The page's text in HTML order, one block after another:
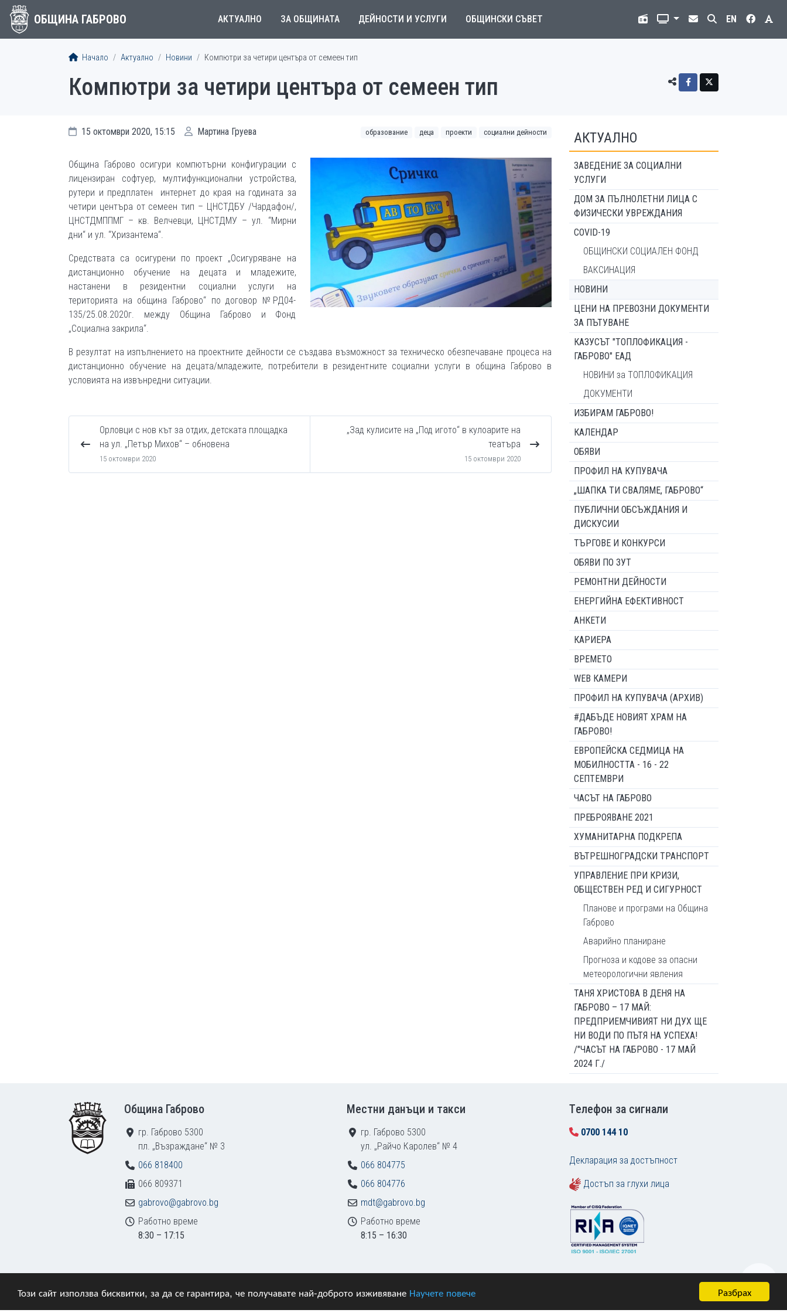
Разбрах
Този сайт използва бисквитки, за да се гарантира, че получавате най-доброто изживяване Научете повече
ОБЩИНА ГАБРОВО АКТУАЛНО ЗА ОБЩИНАТА ДЕЙНОСТИ И УСЛУГИ ОБЩИНСКИ СЪВЕТ EN
Начало Актуално Новини Компютри за четири центъра от семеен тип
Компютри за четири центъра от семеен тип
15 октомври 2020, 15:15 Мартина Груева образование деца проекти социални дейности
Община Габрово осигури компютърни конфигурации с
лицензиран софтуер, мултифункционални устройства,
рутери и предплатен интернет до края на годината за
четири центъра от семеен тип – ЦНСТДБУ /Чардафон/,
ЦНСТДМППМГ – кв. Велчевци, ЦНСТДМУ – ул. “Мирни
дни“ и ул. “Хризантема“.
Средствата са осигурени по проект „Осигуряване на
дистанционно обучение на децата и младежите,
настанени в резидентни социални услуги на
територията на община Габрово“ по договор №РД04-
135/25.08.2020г. между Община Габрово и Фонд
„Социална закрила“.
В резултат на изпълнението на проектните дейности се създава възможност за техническо обезпечаване процеса на
дистанционно обучение на децата/младежите, потребители в резидентните социални услуги в община Габрово в
условията на извънредни ситуации.
Орловци с нов кът за отдих, детската площадка
на ул. „Петър Михов“ – обновена
15 октомври 2020
„Зад кулисите на „Под игото“ в кулоарите на
театъра
15 октомври 2020
АКТУАЛНО
ЗАВЕДЕНИЕ ЗА СОЦИАЛНИ
УСЛУГИ
ДОМ ЗА ПЪЛНОЛЕТНИ ЛИЦА С
ФИЗИЧЕСКИ УВРЕЖДАНИЯ
COVID-19
ОБЩИНСКИ СОЦИАЛЕН ФОНД
ВАКСИНАЦИЯ
НОВИНИ
ЦЕНИ НА ПРЕВОЗНИ ДОКУМЕНТИ
ЗА ПЪТУВАНЕ
КАЗУСЪТ "ТОПЛОФИКАЦИЯ -
ГАБРОВО" ЕАД
НОВИНИ за ТОПЛОФИКАЦИЯ
ДОКУМЕНТИ
ИЗБИРАМ ГАБРОВО!
КАЛЕНДАР
ОБЯВИ
ПРОФИЛ НА КУПУВАЧА
„ШАПКА ТИ СВАЛЯМЕ, ГАБРОВО“
ПУБЛИЧНИ ОБСЪЖДАНИЯ И
ДИСКУСИИ
ТЪРГОВЕ И КОНКУРСИ
ОБЯВИ ПО ЗУТ
РЕМОНТНИ ДЕЙНОСТИ
ЕНЕРГИЙНА ЕФЕКТИВНОСТ
АНКЕТИ
КАРИЕРА
ВРЕМЕТО
WEB КАМЕРИ
ПРОФИЛ НА КУПУВАЧА (АРХИВ)
#ДАБЪДЕ НОВИЯТ ХРАМ НА
ГАБРОВО!
ЕВРОПЕЙСКА СЕДМИЦА НА
МОБИЛНОСТТА - 16 - 22
СЕПТЕМВРИ
ЧАСЪТ НА ГАБРОВО
ПРЕБРОЯВАНЕ 2021
ХУМАНИТАРНА ПОДКРЕПА
ВЪТРЕШНОГРАДСКИ ТРАНСПОРТ
УПРАВЛЕНИЕ ПРИ КРИЗИ,
ОБЩЕСТВЕН РЕД И СИГУРНОСТ
Планове и програми на Община
Габрово
Аварийно планиране
Прогноза и кодове за опасни
метеорологични явления
ТАНЯ ХРИСТОВА В ДЕНЯ НА
ГАБРОВО – 17 МАЙ:
ПРЕДПРИЕМЧИВИЯТ НИ ДУХ ЩЕ
НИ ВОДИ ПО ПЪТЯ НА УСПЕХА!
/"ЧАСЪТ НА ГАБРОВО - 17 МАЙ
2024 Г./
Община Габрово
гр. Габрово 5300
пл. „Възраждане“ № 3
066 818400
066 809371
gabrovo@gabrovo.bg
Работно време
8:30 – 17:15
Местни данъци и такси
гр. Габрово 5300
ул. „Райчо Каролев“ № 4
066 804775
066 804776
mdt@gabrovo.bg
Работно време
8:15 – 16:30
Tелефон за сигнали
0700 144 10
Декларация за достъпност
Достъп за глухи лица
© 2009–2026 Община Габрово. Всички права запазени.